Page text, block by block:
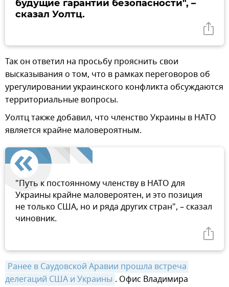
будущие гарантии безопасности", –
сказал Уолтц.
Так он ответил на просьбу прояснить свои
высказывания о том, что в рамках переговоров об
урегулировании украинского конфликта обсуждаются
территориальные вопросы.
Уолтц также добавил, что членство Украины в НАТО
является крайне маловероятным.
"Путь к постоянному членству в НАТО для
Украины крайне маловероятен, и это позиция
не только США, но и ряда других стран", – сказал
чиновник.
Ранее в Саудовской Аравии прошла встреча
делегаций США и Украины . Офис Владимира